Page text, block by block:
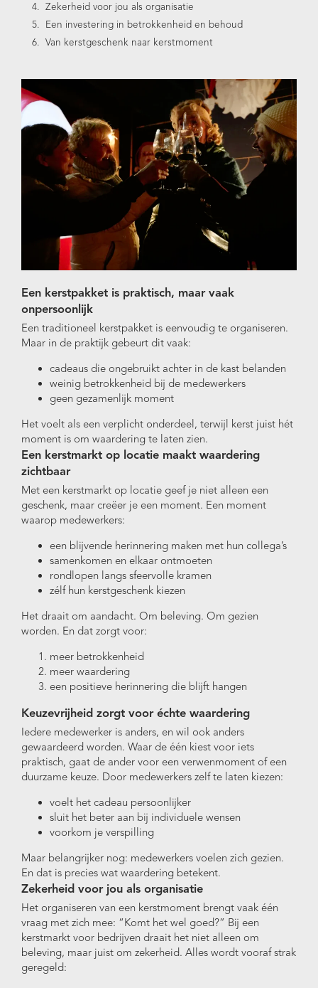
Zekerheid voor jou als organisatie
Een investering in betrokkenheid en behoud
Van kerstgeschenk naar kerstmoment
Een kerstpakket is praktisch, maar vaak
onpersoonlijk
Een traditioneel kerstpakket is eenvoudig te organiseren.
Maar in de praktijk gebeurt dit vaak:
cadeaus die ongebruikt achter in de kast belanden
weinig betrokkenheid bij de medewerkers
geen gezamenlijk moment
Het voelt als een verplicht onderdeel, terwijl kerst juist hét
moment is om waardering te laten zien.
Een kerstmarkt op locatie maakt waardering
zichtbaar
Met een kerstmarkt op locatie geef je niet alleen een
geschenk, maar creëer je een moment. Een moment
waarop medewerkers:
een blijvende herinnering maken met hun collega’s
samenkomen en elkaar ontmoeten
rondlopen langs sfeervolle kramen
zélf hun kerstgeschenk kiezen
Het draait om aandacht. Om beleving. Om gezien
worden. En dat zorgt voor:
meer betrokkenheid
meer waardering
een positieve herinnering die blijft hangen
Keuzevrijheid zorgt voor échte waardering
Iedere medewerker is anders, en wil ook anders
gewaardeerd worden. Waar de één kiest voor iets
praktisch, gaat de ander voor een verwenmoment of een
duurzame keuze. Door medewerkers zelf te laten kiezen:
voelt het cadeau persoonlijker
sluit het beter aan bij individuele wensen
voorkom je verspilling
Maar belangrijker nog: medewerkers voelen zich gezien.
En dat is precies wat waardering betekent.
Zekerheid voor jou als organisatie
Het organiseren van een kerstmoment brengt vaak één
vraag met zich mee: “Komt het wel goed?” Bij een
kerstmarkt voor bedrijven draait het niet alleen om
beleving, maar juist om zekerheid. Alles wordt vooraf strak
geregeld: